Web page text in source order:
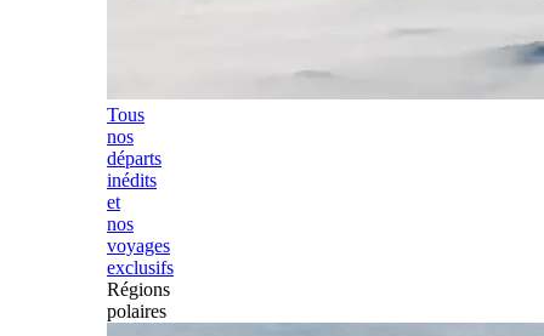
Tous
nos
départs
inédits
et
nos
voyages
exclusifs
Régions
polaires